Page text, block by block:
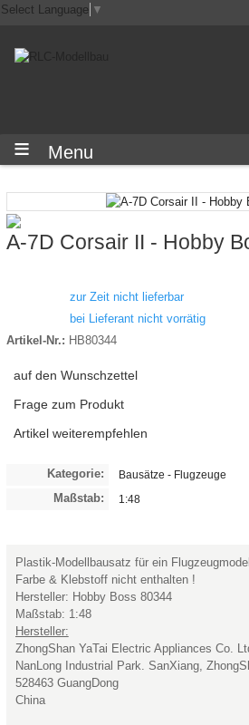
Select Language ▼
Menu
A-7D Corsair II - Hobby
zur Zeit nicht lieferbar
bei Lieferant nicht vorrätig
Artikel-Nr.: HB80344
auf den Wunschzettel
Frage zum Produkt
Artikel weiterempfehlen
Kategorie: Bausätze - Flugzeuge
Maßstab: 1:48
Plastik-Modellbausatz für ein Flugzeugmodell
Farbe & Klebstoff nicht enthalten !
Hersteller: Hobby Boss 80344
Maßstab: 1:48
Hersteller:
ZhongShan YaTai Electric Appliances Co.
NanLong Industrial Park. SanXiang,
528463 GuangDong
China